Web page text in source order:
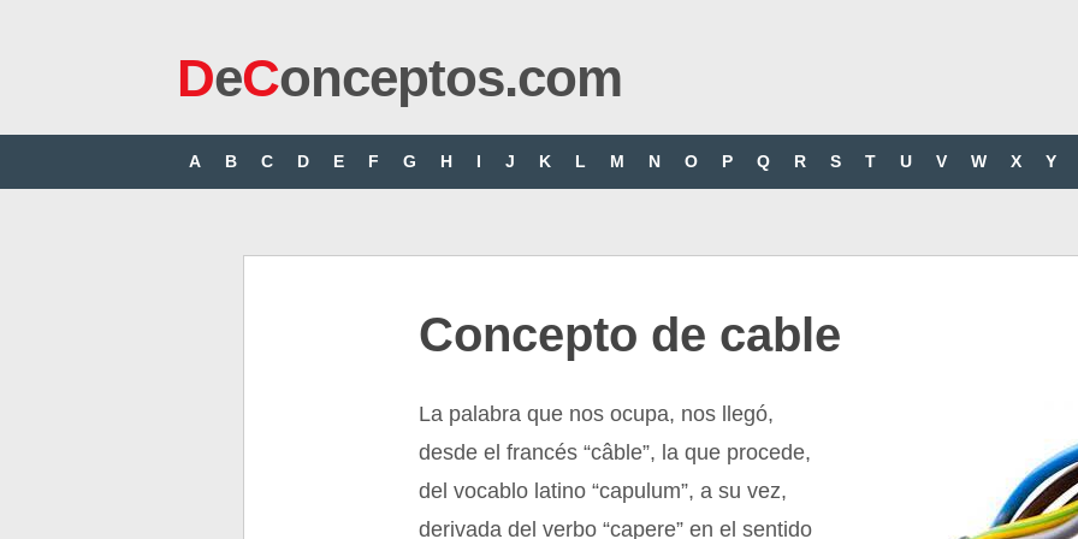
DeConceptos.com
A B C D E F G H I J K L M N O P Q R S T U V W X Y
Concepto de cable
La palabra que nos ocupa, nos llegó,
desde el francés “câble”, la que procede,
del vocablo latino “capulum”, a su vez,
derivada del verbo “capere” en el sentido